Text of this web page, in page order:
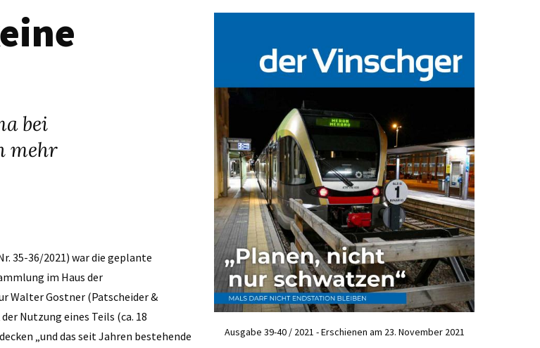
bei
mehr
35-36/2021) war die geplante
im Haus der
Walter Gostner (Patscheider &
Nutzung eines Teils (ca. 18
„und das seit Jahren bestehende
Ausgabe 39-40 / 2021 - Erschienen am 23. November 2021